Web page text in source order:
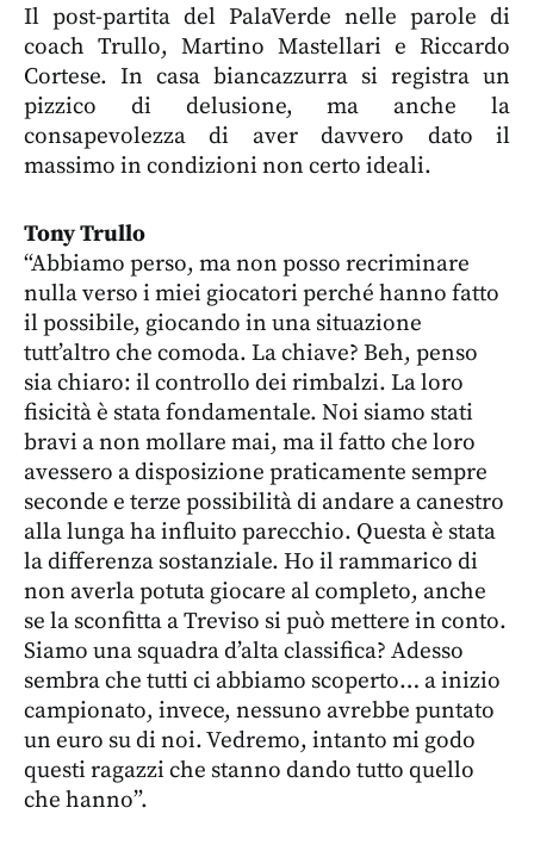
Il post-partita del PalaVerde nelle parole di
coach Trullo, Martino Mastellari e Riccardo
Cortese. In casa biancazzurra si registra un
pizzico di delusione, ma anche la
consapevolezza di aver davvero dato il
massimo in condizioni non certo ideali.
Tony Trullo
“Abbiamo perso, ma non posso recriminare
nulla verso i miei giocatori perché hanno fatto
il possibile, giocando in una situazione
tutt’altro che comoda. La chiave? Beh, penso
sia chiaro: il controllo dei rimbalzi. La loro
fisicità è stata fondamentale. Noi siamo stati
bravi a non mollare mai, ma il fatto che loro
avessero a disposizione praticamente sempre
seconde e terze possibilità di andare a canestro
alla lunga ha influito parecchio. Questa è stata
la differenza sostanziale. Ho il rammarico di
non averla potuta giocare al completo, anche
se la sconfitta a Treviso si può mettere in conto.
Siamo una squadra d’alta classifica? Adesso
sembra che tutti ci abbiamo scoperto… a inizio
campionato, invece, nessuno avrebbe puntato
un euro su di noi. Vedremo, intanto mi godo
questi ragazzi che stanno dando tutto quello
che hanno”.